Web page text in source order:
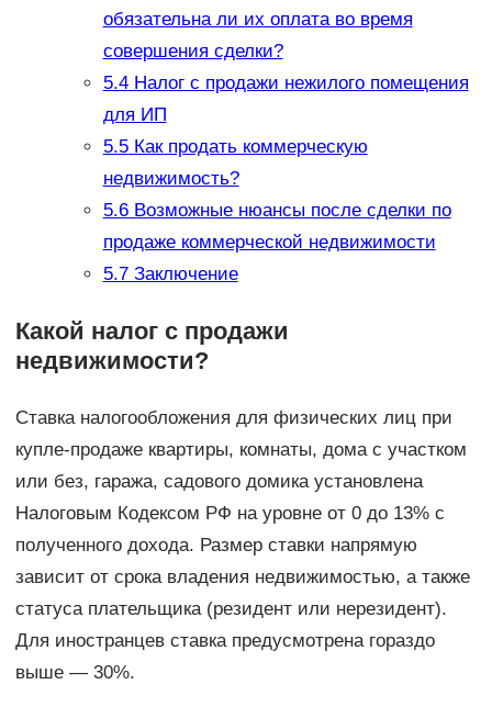
обязательна ли их оплата во время
совершения сделки?
5.4Налог с продажи нежилого помещения
для ИП
5.5Как продать коммерческую
недвижимость?
5.6Возможные нюансы после сделки по
продаже коммерческой недвижимости
5.7Заключение
Какой налог с продажи
недвижимости?
Ставка налогообложения для физических лиц при
купле-продаже квартиры, комнаты, дома с участком
или без, гаража, садового домика установлена
Налоговым Кодексом РФ на уровне от 0 до 13% с
полученного дохода. Размер ставки напрямую
зависит от срока владения недвижимостью, а также
статуса плательщика (резидент или нерезидент).
Для иностранцев ставка предусмотрена гораздо
выше — 30%.